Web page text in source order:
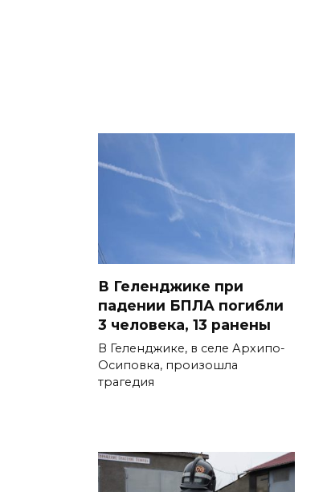
В Геленджике при
падении БПЛА погибли
3 человека, 13 ранены
В Геленджике, в селе Архипо-
Осиповка, произошла
трагедия